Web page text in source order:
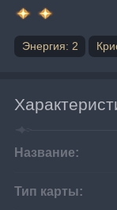
Энергия: 2
Название:
Тип карты: